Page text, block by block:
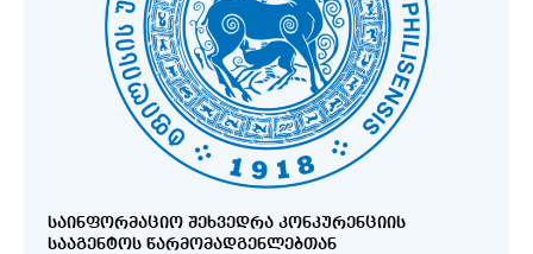
ᲡᲐᲘᲜᲤᲝᲠᲛᲐᲪᲘᲝ ᲨᲔᲮᲕᲔᲓᲠᲐ ᲙᲝᲜᲙᲣᲠᲔᲜᲪᲘᲘᲡ
ᲡᲐᲐᲒᲔᲜᲢᲝᲡ ᲬᲐᲠᲛᲝᲛᲐᲓᲒᲔᲜᲚᲔᲑᲗᲐᲜ